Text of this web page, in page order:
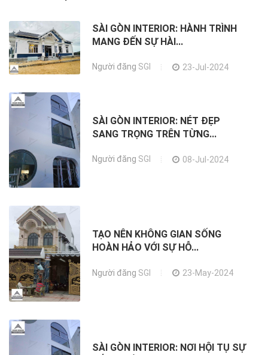
SÀI GÒN INTERIOR: HÀNH TRÌNH
MANG ĐẾN SỰ HÀI...
Người đăng SGI 23-Jul-2024
SÀI GÒN INTERIOR: NÉT ĐẸP
SANG TRỌNG TRÊN TỪNG...
Người đăng SGI 08-Jul-2024
TẠO NÊN KHÔNG GIAN SỐNG
HOÀN HẢO VỚI SỰ HỖ...
Người đăng SGI 23-May-2024
SÀI GÒN INTERIOR: NƠI HỘI TỤ SỰ